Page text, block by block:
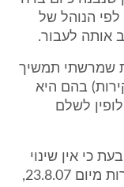
לפי הנוהל של
אותה לעבור.
שמרשתי תמשיך
בהם היא
לשלם
כי אין שינוי
בהחלטתה ובהתאם להודעת ההתפטרות מיום 23.8.07,